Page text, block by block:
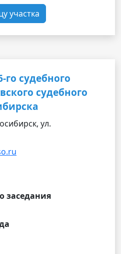
участка
судебного
судебного
ул.
заседания